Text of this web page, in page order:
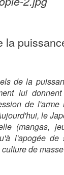
la
de la
lui
de
le
(mangas,
l'apogée de
de